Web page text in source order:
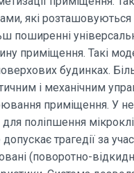
які розташовуються
поширенні
приміщення. Такі
будинках.
і механічним
приміщення. У
для поліпшення
трагедії за
(поворотно-